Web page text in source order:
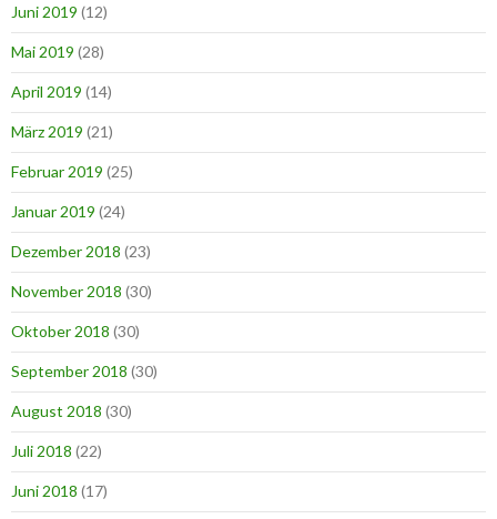
Juni 2019 (12)
Mai 2019 (28)
April 2019 (14)
März 2019 (21)
Februar 2019 (25)
Januar 2019 (24)
Dezember 2018 (23)
November 2018 (30)
Oktober 2018 (30)
September 2018 (30)
August 2018 (30)
Juli 2018 (22)
Juni 2018 (17)